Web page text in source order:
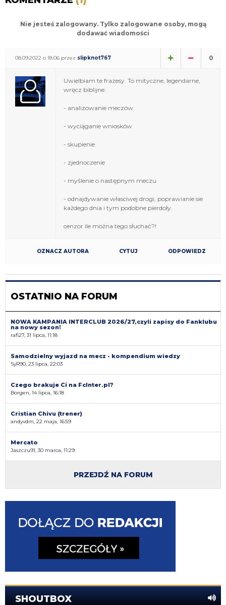
Nie jesteś zalogowany. Tylko zalogowane osoby, mogą
dodawać wiadomości
08.09.2022 o 18:06 przez slipknot767 0
Uwielbiam te frazesy. To mityczne, legendarne,
wręcz biblijne:
- analizowanie meczów
- wyciąganie wniosków
- skupienie
- zjednoczenie
- myślenie o następnym meczu
- odnajdywanie własciwej drogi, poprawianie sie
każdego dnia i tym podobne pierdoły.
cenzor ile można tego słuchać?!
OZNACZ AUTORA CYTUJ ODPOWIEDZ
OSTATNIO NA FORUM
NOWA KAMPANIA INTERCLUB 2026/27,czyli zapisy do Fanklubu
na nowy sezon!
rafi27, 31 lipca, 11:18
Samodzielny wyjazd na mecz - kompendium wiedzy
SyR90, 23 lipca, 22:03
Czego brakuje Ci na FcInter.pl?
Borgen, 14 lipca, 16:18
Cristian Chivu (trener)
andyvdm, 22 maja, 16:59
Mercato
Jaszczu91, 30 marca, 11:29
PRZEJDŹ NA FORUM
SHOUTBOX